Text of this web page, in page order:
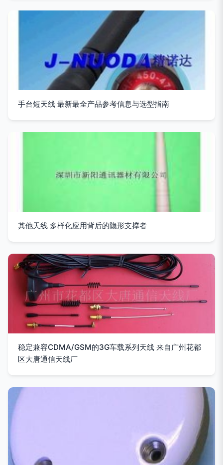
手台短天线 最新最全产品参考信息与选型指南
其他天线 多样化应用背后的隐形支撑者
稳定兼容CDMA/GSM的3G车载系列天线 来自广州花都
区大唐通信天线厂